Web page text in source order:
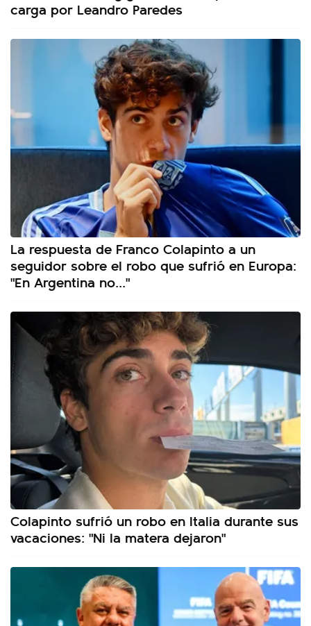
carga por Leandro Paredes
La respuesta de Franco Colapinto a un
seguidor sobre el robo que sufrió en Europa:
"En Argentina no..."
Colapinto sufrió un robo en Italia durante sus
vacaciones: "Ni la matera dejaron"